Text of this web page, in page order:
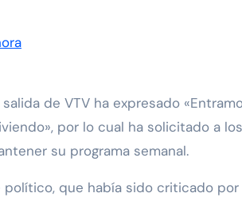
por lo cual ha solicitado a
su programa semanal.
que había sido criticado